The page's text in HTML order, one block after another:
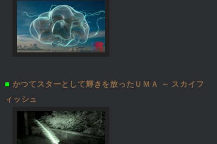
■ かつてスターとして輝きを放ったＵＭＡ ～ スカイフ
ィッシュ